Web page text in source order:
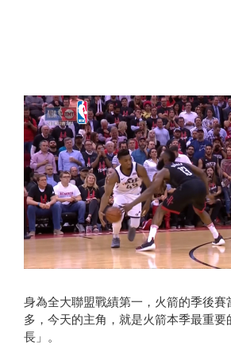
身為全大聯盟戰績第一，火箭的季後賽
多，今天的主角，就是火箭本季最重要
長」。